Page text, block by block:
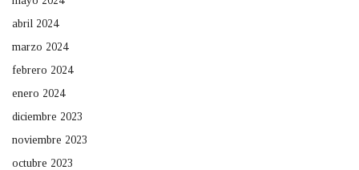
abril 2024
marzo 2024
febrero 2024
enero 2024
diciembre 2023
noviembre 2023
octubre 2023